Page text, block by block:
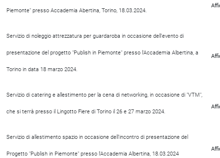
Piemonte" presso Accademia Abertina, Torino, 18.03.2024.
Servizio di noleggio attrezzatura per guardaroba in occasione dell'evento di
presentazione del progetto "Publish in Piemonte" presso l'Accademia Albertina, a
Torino in data 18 marzo 2024.
Servizio di catering e allestimento per la cena di networking, in occasione di "VTM",
che si terrà presso il Lingotto Fiere di Torino il 26 e 27 marzo 2024.
Servizio di allestimento spazio in occasione dell'incontro di presentazione del
Progetto "Publish in Piemonte" presso l'Accademia Albertina, 18.03.2024